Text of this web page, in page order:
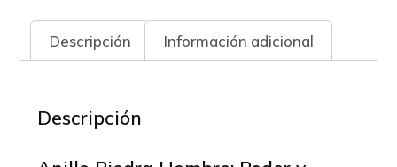
Descripción Información adicional
Descripción